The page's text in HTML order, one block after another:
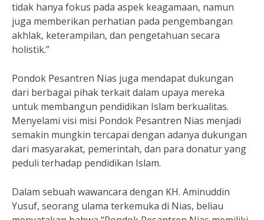
tidak hanya fokus pada aspek keagamaan, namun
juga memberikan perhatian pada pengembangan
akhlak, keterampilan, dan pengetahuan secara
holistik.”
Pondok Pesantren Nias juga mendapat dukungan
dari berbagai pihak terkait dalam upaya mereka
untuk membangun pendidikan Islam berkualitas.
Menyelami visi misi Pondok Pesantren Nias menjadi
semakin mungkin tercapai dengan adanya dukungan
dari masyarakat, pemerintah, dan para donatur yang
peduli terhadap pendidikan Islam.
Dalam sebuah wawancara dengan KH. Aminuddin
Yusuf, seorang ulama terkemuka di Nias, beliau